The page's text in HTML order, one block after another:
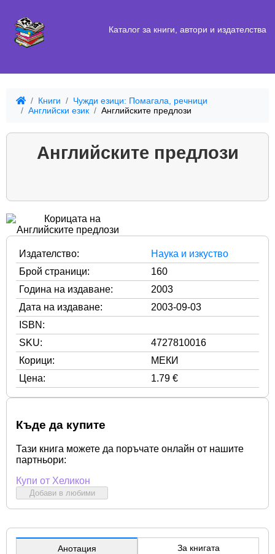
Каталог за книги, автори и издателства
Книги
Чужди езици: Помагала, речници
Английски език
Английските предлози
Английските предлози
Издателство:
Наука и изкуство
Брой страници:
160
Година на издаване:
2003
Дата на издаване:
2003-09-03
ISBN:
SKU:
4727810016
Корици:
МЕКИ
Цена:
1.79 €
Къде да купите
Тази книга можете да поръчате онлайн от нашите
партньори:
Купи от Хеликон
Добави в любими
Анотация За книгата